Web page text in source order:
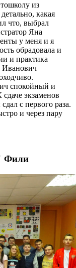
из
какая
что, выбрал
Яна
у меня и я
обрадовала и
и практика
Иванович
спокойный и
экзаменов
с первого раза.
и через пару
Фили